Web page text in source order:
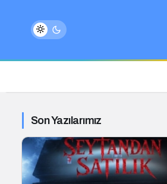
Son Yazılarımız